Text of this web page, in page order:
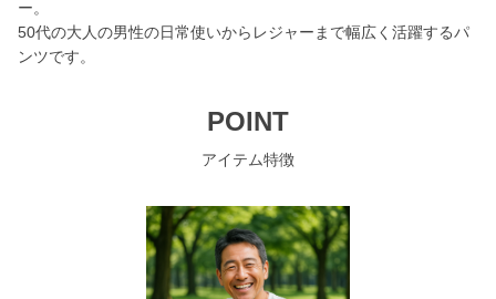
ー。
50代の大人の男性の日常使いからレジャーまで幅広く活躍するパ
ンツです。
POINT
アイテム特徴